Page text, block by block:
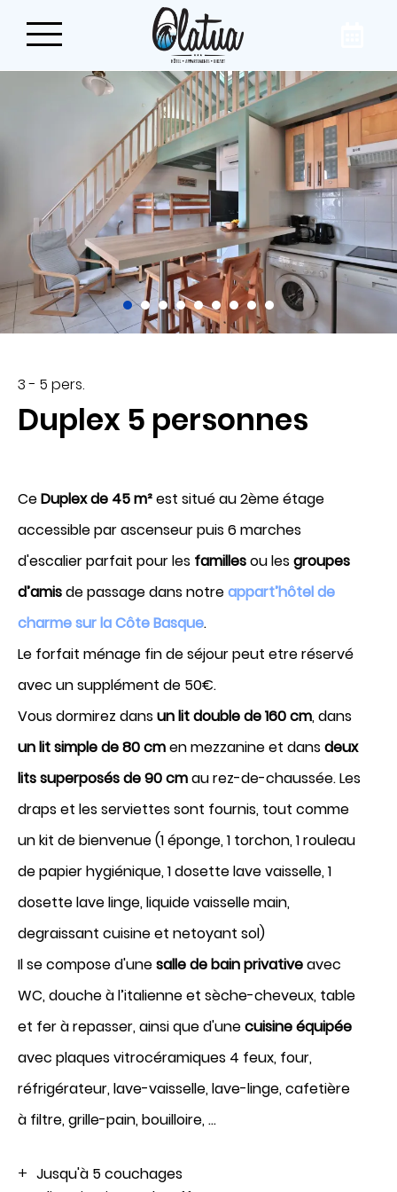
Réservez votre séjour
sur la Côte Basque
Dans le centre du village de Bidart, à quelques
pas des plages et de l’océan, offrez-vous une
parenthèse reposante dans notre
appart’hôtel, l’Hôtel Olatua. Pour le tourisme
ou les affaires, nos chambres et nos
appartements répondront à toutes vos
envies !
demande de réservation
Arrivée
7
Départ
8
Août 2026
Réserver
3 - 5 pers.
Duplex 5 personnes
CeDuplex de 45 m²est situé au 2ème étage
accessible par ascenseur puis 6 marches
d'escalier parfait pour les famillesou lesgroupes
d’amisde passage dans notreappart’hôtel de
charme sur la Côte Basque.
Le forfait ménage fin de séjour peut etre réservé
avec un supplément de 50€.
Vous dormirez dansun lit double de 160 cm, dans
un lit simple de 80 cmen mezzanine et dansdeux
lits superposés de 90 cmau rez-de-chaussée. Les
draps et les serviettes sont fournis, tout comme
un kit de bienvenue (1 éponge, 1 torchon, 1 rouleau
de papier hygiénique, 1 dosette lave vaisselle, 1
dosette lave linge, liquide vaisselle main,
degraissant cuisine et netoyant sol)
Il se compose d'unesalle de bain privativeavec
WC, douche à l’italienne et sèche-cheveux, table
et fer à repasser, ainsi que d'unecuisine équipée
avec plaques vitrocéramiques 4 feux, four,
réfrigérateur, lave-vaisselle, lave-linge, cafetière
à filtre, grille-pain, bouilloire, …
Jusqu'à 5 couchages